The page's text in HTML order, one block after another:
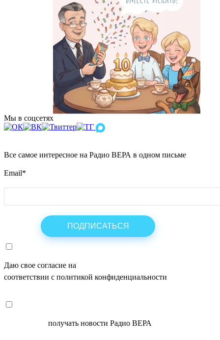
Мы в соцсетях
Все самое интересное на Радио ВЕРА в одном письме
Email*
Даю свое согласие на
соответствии с политикой конфиденциальности
получать новости Радио ВЕРА